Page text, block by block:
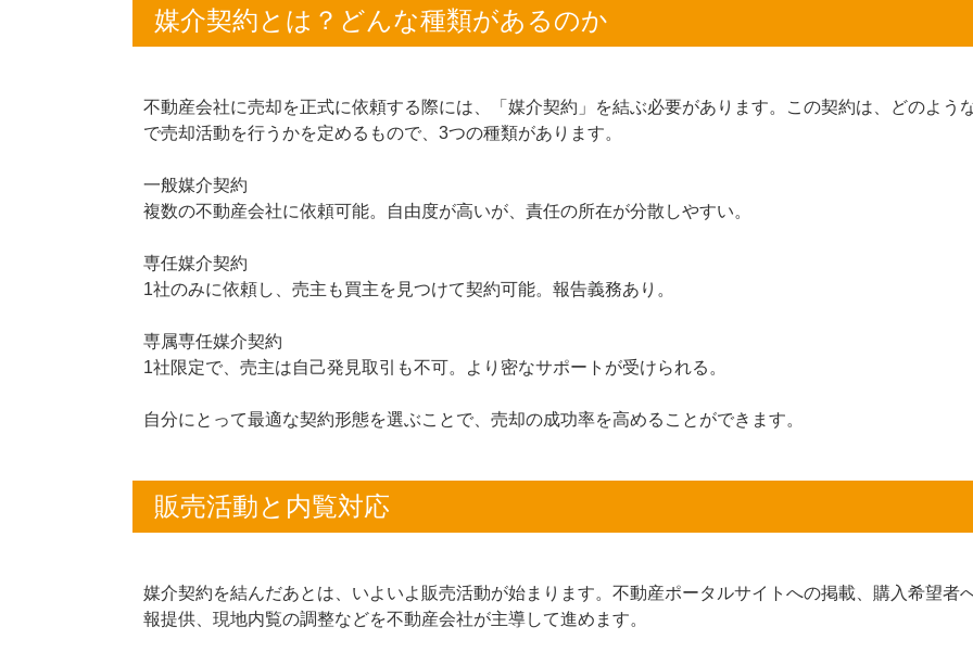
媒介契約とは？どんな種類があるのか
不動産会社に売却を正式に依頼する際には、「媒介契約」を結ぶ必要があります。この契約は、どのよう
で売却活動を行うかを定めるもので、3つの種類があります。
一般媒介契約
複数の不動産会社に依頼可能。自由度が高いが、責任の所在が分散しやすい。
専任媒介契約
1社のみに依頼し、売主も買主を見つけて契約可能。報告義務あり。
専属専任媒介契約
1社限定で、売主は自己発見取引も不可。より密なサポートが受けられる。
自分にとって最適な契約形態を選ぶことで、売却の成功率を高めることができます。
販売活動と内覧対応
媒介契約を結んだあとは、いよいよ販売活動が始まります。不動産ポータルサイトへの掲載、購入希望者
報提供、現地内覧の調整などを不動産会社が主導して進めます。